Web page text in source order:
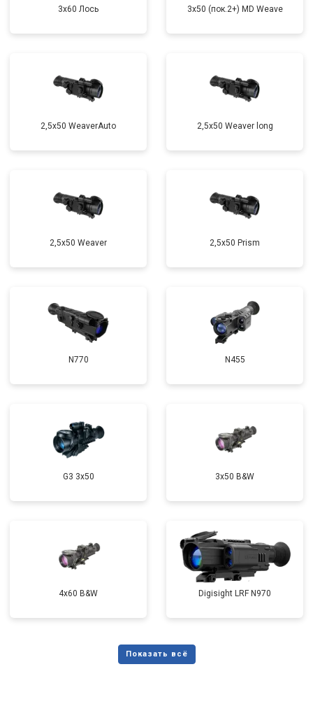
3x60 Лось 3x50 (пок.2+) MD Weave
2,5x50 WeaverAuto 2,5x50 Weaver long
2,5x50 Weaver 2,5x50 Prism
N770 N455
G3 3x50 3x50 B&W
4x60 B&W Digisight LRF N970